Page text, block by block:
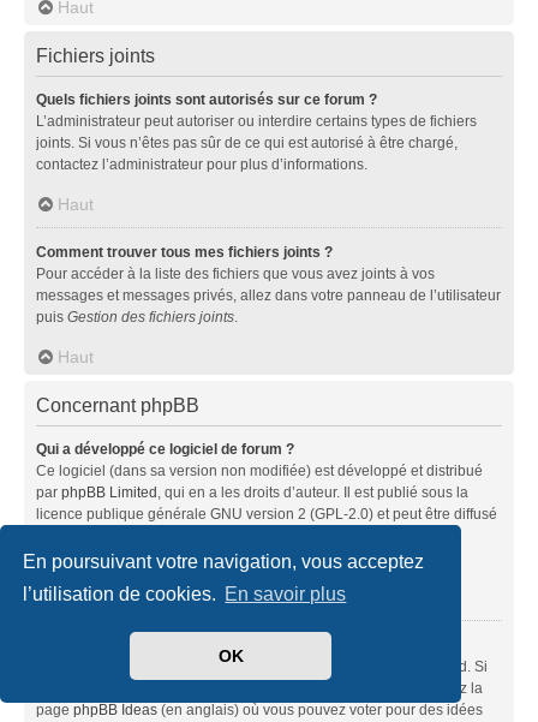
En poursuivant votre navigation, vous acceptez
l’utilisation de cookies. En savoir plus
OK
Haut
Fichiers joints
Quels fichiers joints sont autorisés sur ce forum ?
L’administrateur peut autoriser ou interdire certains types de fichiers
joints. Si vous n’êtes pas sûr de ce qui est autorisé à être chargé,
contactez l’administrateur pour plus d’informations.
Haut
Comment trouver tous mes fichiers joints ?
Pour accéder à la liste des fichiers que vous avez joints à vos
messages et messages privés, allez dans votre panneau de l’utilisateur
puis Gestion des fichiers joints.
Haut
Concernant phpBB
Qui a développé ce logiciel de forum ?
Ce logiciel (dans sa version non modifiée) est développé et distribué
par phpBB Limited, qui en a les droits d’auteur. Il est publié sous la
licence publique générale GNU version 2 (GPL-2.0) et peut être diffusé
À propos de phpBB» (en anglais).
Haut
Ce logiciel a été développé et mis sous licence par phpBB Limited. Si
vous pensez qu’une fonctionnalité nécessite d’être ajoutée, visitez la
page phpBB Ideas (en anglais) où vous pouvez voter pour des idées